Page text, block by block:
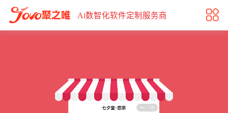
餐饮小程序解决方案
Ai数智化软件定制服务商